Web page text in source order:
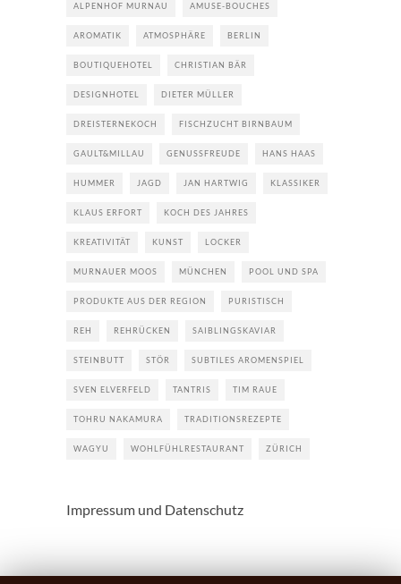
ALPENHOF MURNAU AMUSE-BOUCHES
AROMATIK ATMOSPHÄRE BERLIN
BOUTIQUEHOTEL CHRISTIAN BÄR
DESIGNHOTEL DIETER MÜLLER
DREISTERNEKOCH FISCHZUCHT BIRNBAUM
GAULT&MILLAU GENUSSFREUDE HANS HAAS
HUMMER JAGD JAN HARTWIG KLASSIKER
KLAUS ERFORT KOCH DES JAHRES
KREATIVITÄT KUNST LOCKER
MURNAUER MOOS MÜNCHEN POOL UND SPA
PRODUKTE AUS DER REGION PURISTISCH
REH REHRÜCKEN SAIBLINGSKAVIAR
STEINBUTT STÖR SUBTILES AROMENSPIEL
SVEN ELVERFELD TANTRIS TIM RAUE
TOHRU NAKAMURA TRADITIONSREZEPTE
WAGYU WOHLFÜHLRESTAURANT ZÜRICH
Impressum und Datenschutz